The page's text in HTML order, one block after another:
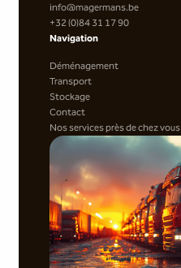
info@magermans.be
+32 (0)84 31 17 90
Navigation
Déménagement
Transport
Stockage
Contact
Nos services près de chez vous